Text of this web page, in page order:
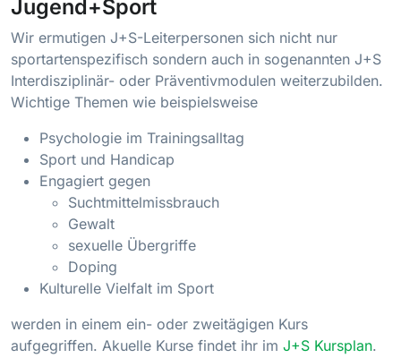
Jugend+Sport
Wir ermutigen J+S-Leiterpersonen sich nicht nur
sportartenspezifisch sondern auch in sogenannten J+S
Interdisziplinär- oder Präventivmodulen weiterzubilden.
Wichtige Themen wie beispielsweise
Psychologie im Trainingsalltag
Sport und Handicap
Engagiert gegen
Suchtmittelmissbrauch
Gewalt
sexuelle Übergriffe
Doping
Kulturelle Vielfalt im Sport
werden in einem ein- oder zweitägigen Kurs
aufgegriffen. Akuelle Kurse findet ihr im J+S Kursplan.